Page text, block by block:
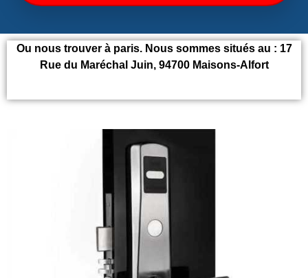
Ou nous trouver à paris. Nous sommes situés au : 17
Rue du Maréchal Juin, 94700 Maisons-Alfort